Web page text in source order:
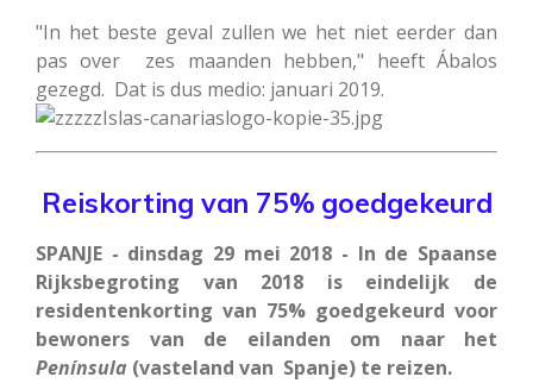
"In het beste geval zullen we het niet eerder dan
pas over zes maanden hebben," heeft Ábalos
gezegd. Dat is dus medio: januari 2019.
Reiskorting van 75% goedgekeurd
SPANJE - dinsdag 29 mei 2018 - In de Spaanse
Rijksbegroting van 2018 is eindelijk de
residentenkorting van 75% goedgekeurd voor
bewoners van de eilanden om naar het
Península (vasteland van Spanje) te reizen.